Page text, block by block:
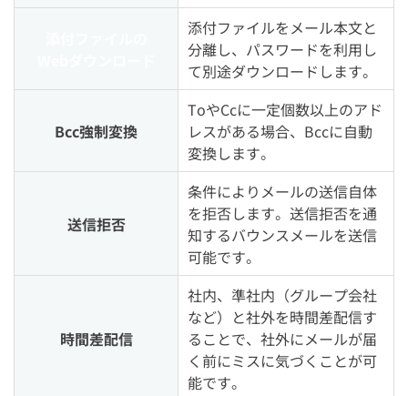
添付ファイルをメール本文と
分離し、パスワードを利用し
て別途ダウンロードします。
Bcc強制変換
ToやCcに一定個数以上のアド
レスがある場合、Bccに自動
変換します。
送信拒否
条件によりメールの送信自体
を拒否します。送信拒否を通
知するバウンスメールを送信
可能です。
時間差配信
社内、準社内（グループ会社
など）と社外を時間差配信す
ることで、社外にメールが届
く前にミスに気づくことが可
能です。